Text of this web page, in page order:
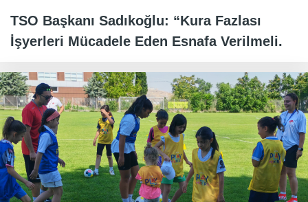
TSO Başkanı Sadıkoğlu: “Kura Fazlası
İşyerleri Mücadele Eden Esnafa Verilmeli.